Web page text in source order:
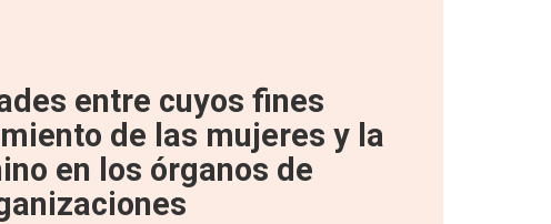
entre cuyos fines
de las mujeres y la
en los órganos de